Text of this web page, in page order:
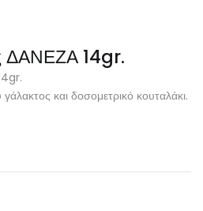
ΔΑΝΕΖΑ 14gr.
και δοσομετρικό κουταλάκι.